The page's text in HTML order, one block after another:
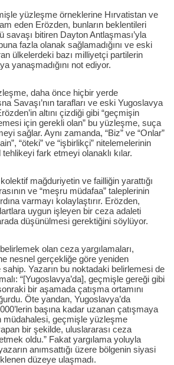
yüzleşme örneklerine Hırvatistan ve
eden Erözden, bunların beklentileri
savaşı bitiren Dayton Antlaşması’yla
fazla olanak sağlamadığını ve eski
ülkelerdeki bazı milliyetçi partilerin
yanaşmadığını not ediyor.
daha önce hiçbir yerde
Savaşı’nın tarafları ve eski Yugoslavya
altını çizdiği gibi “geçmişin
için gerekli olan” bu yüzleşme, suça
sağlar. Aynı zamanda, “Biz” ve “Onlar”
“öteki” ve “işbirlikçi” nitelemelerinin
fark etmeyi olanaklı kılar.
mağduriyetin ve failliğin yarattığı
ve “meşru müdafaa” taleplerinin
varmayı kolaylaştırır. Erözden,
uygun işleyen bir ceza adaleti
düşünülmesi gerektiğini söylüyor.
olan ceza yargılamaları,
nesnel gerçekliğe göre yeniden
Yazarın bu noktadaki belirlemesi de
“[Yugoslavya’da], geçmişle gereği gibi
bir aşamada çatışma ortamını
Öte yandan, Yugoslavya’da
başına kadar uzanan çatışmaya
müdahalesi, geçmişle yüzleşme
bir şekilde, uluslararası ceza
oldu.” Fakat yargılama yoluyla
anımsattığı üzere bölgenin siyasi
düzeye ulaşmadı.